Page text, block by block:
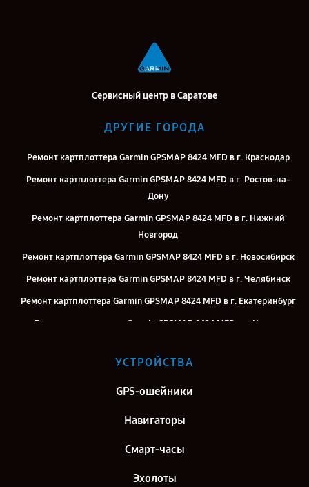
Сервисный центр в Саратове
ДРУГИЕ ГОРОДА
Ремонт картплоттера Garmin GPSMAP 8424 MFD в г. Краснодар
Ремонт картплоттера Garmin GPSMAP 8424 MFD в г. Ростов-на-
Дону
Ремонт картплоттера Garmin GPSMAP 8424 MFD в г. Нижний
Новгород
Ремонт картплоттера Garmin GPSMAP 8424 MFD в г. Новосибирск
Ремонт картплоттера Garmin GPSMAP 8424 MFD в г. Челябинск
Ремонт картплоттера Garmin GPSMAP 8424 MFD в г. Екатеринбург
Ремонт картплоттера Garmin GPSMAP 8424 MFD в г. Казань
Ремонт картплоттера Garmin GPSMAP 8424 MFD в г. Самара
Ремонт картплоттера Garmin GPSMAP 8424 MFD в г. Киров
Петербург
УСТРОЙСТВА
GPS-ошейники
Навигаторы
Смарт-часы
Эхолоты